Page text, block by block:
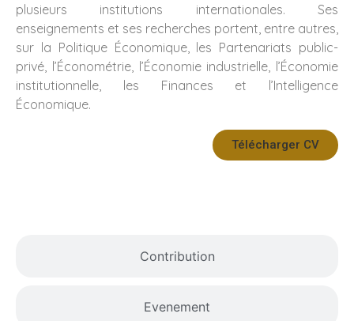
plusieurs institutions internationales. Ses
enseignements et ses recherches portent, entre autres,
sur la Politique Économique, les Partenariats public-
privé, l’Économétrie, l’Économie industrielle, l’Économie
institutionnelle, les Finances et l’Intelligence
Économique.
Télécharger CV
Contribution
Evenement